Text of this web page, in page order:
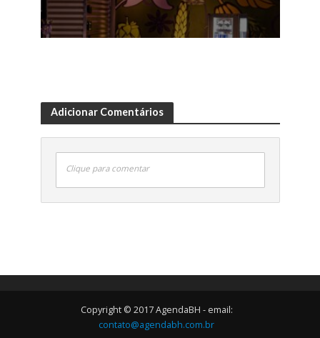
Adicionar Comentários
Clique para comentar
Copyright © 2017 AgendaBH - email:
contato@agendabh.com.br